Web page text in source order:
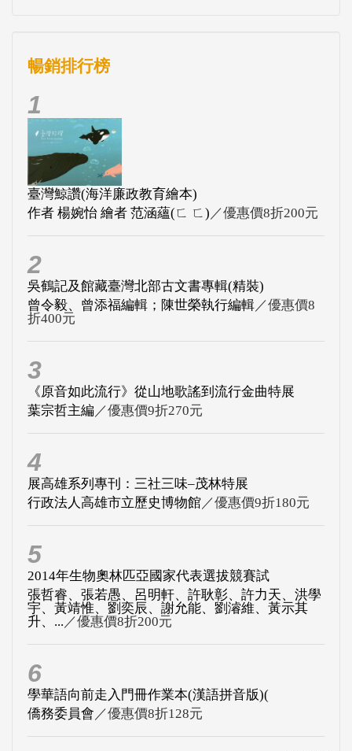
暢銷排行榜
1
臺灣鯨讚(海洋廉政教育繪本)
作者 楊婉怡 繪者 范涵蘊(ㄈ ㄈ) ／優惠價8折200元
2
吳鶴記及館藏臺灣北部古文書專輯(精裝)
曾令毅、曾添福編輯；陳世榮執行編輯／優惠價8
折400元
3
《原音如此流行》從山地歌謠到流行金曲特展
葉宗哲主編 ／優惠價9折270元
4
展高雄系列專刊：三社三味–茂林特展
行政法人高雄市立歷史博物館／優惠價9折180元
5
2014年生物奧林匹亞國家代表選拔競賽試
張哲睿、張若愚、呂明軒、許耿彰、許力天、洪學
宇、黃靖惟、劉奕辰、謝允能、劉濬維、黃示其
升、... ／優惠價8折200元
6
學華語向前走入門冊作業本(漢語拼音版)(
僑務委員會 ／優惠價8折128元